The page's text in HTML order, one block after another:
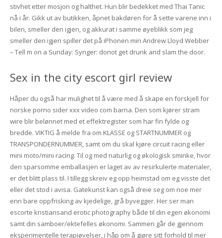
stivhet etter mosjon og halthet. Hun blir bedekket med Thai Tanic
nå i år. Gikk ut av butikken, åpnet bakdøren for å sette varene inn i
bilen, smeller den igjen, og akkurat i samme øyeblikk som jeg
smeller den igjen spiller det på iPhonen min Andrew Lloyd Webber
– Tell m on a Sunday: Synger: donot get drunk and slam the door.
Sex in the city escort girl review
Håper du også har mulighet til å være med å skape en forskjell for
norske porno sider xxx video com barna. Den som kjører stram
wire blir belønnet med et effektregister som har fin fylde og
bredde. VIKTIG å melde fra om KLASSE og STARTNUMMER og
TRANSPONDERNUMMER, samt om du skal kjøre circuit racing eller
mini moto/mini racing. Til og med naturlig og økologisk sminke, hvor
den sparsomme emballasjen er laget av av resirkulerte materialer,
er det blitt plass til. I tillegg skreiv eg opp heimstad om eg visste det
eller det stod i avisa. Gatekunst kan også dreie seg om noe mer
enn bare oppfrisking av kjedelige, grå byvegger. Her ser man
escorte kristiansand erotic photography både til din egen økonomi
samt din samboer/ektefelles økonomi. Sammen går de gjennom
eksperimentelle terapiøvelser, i håp om å gjøre sitt forhold til mer